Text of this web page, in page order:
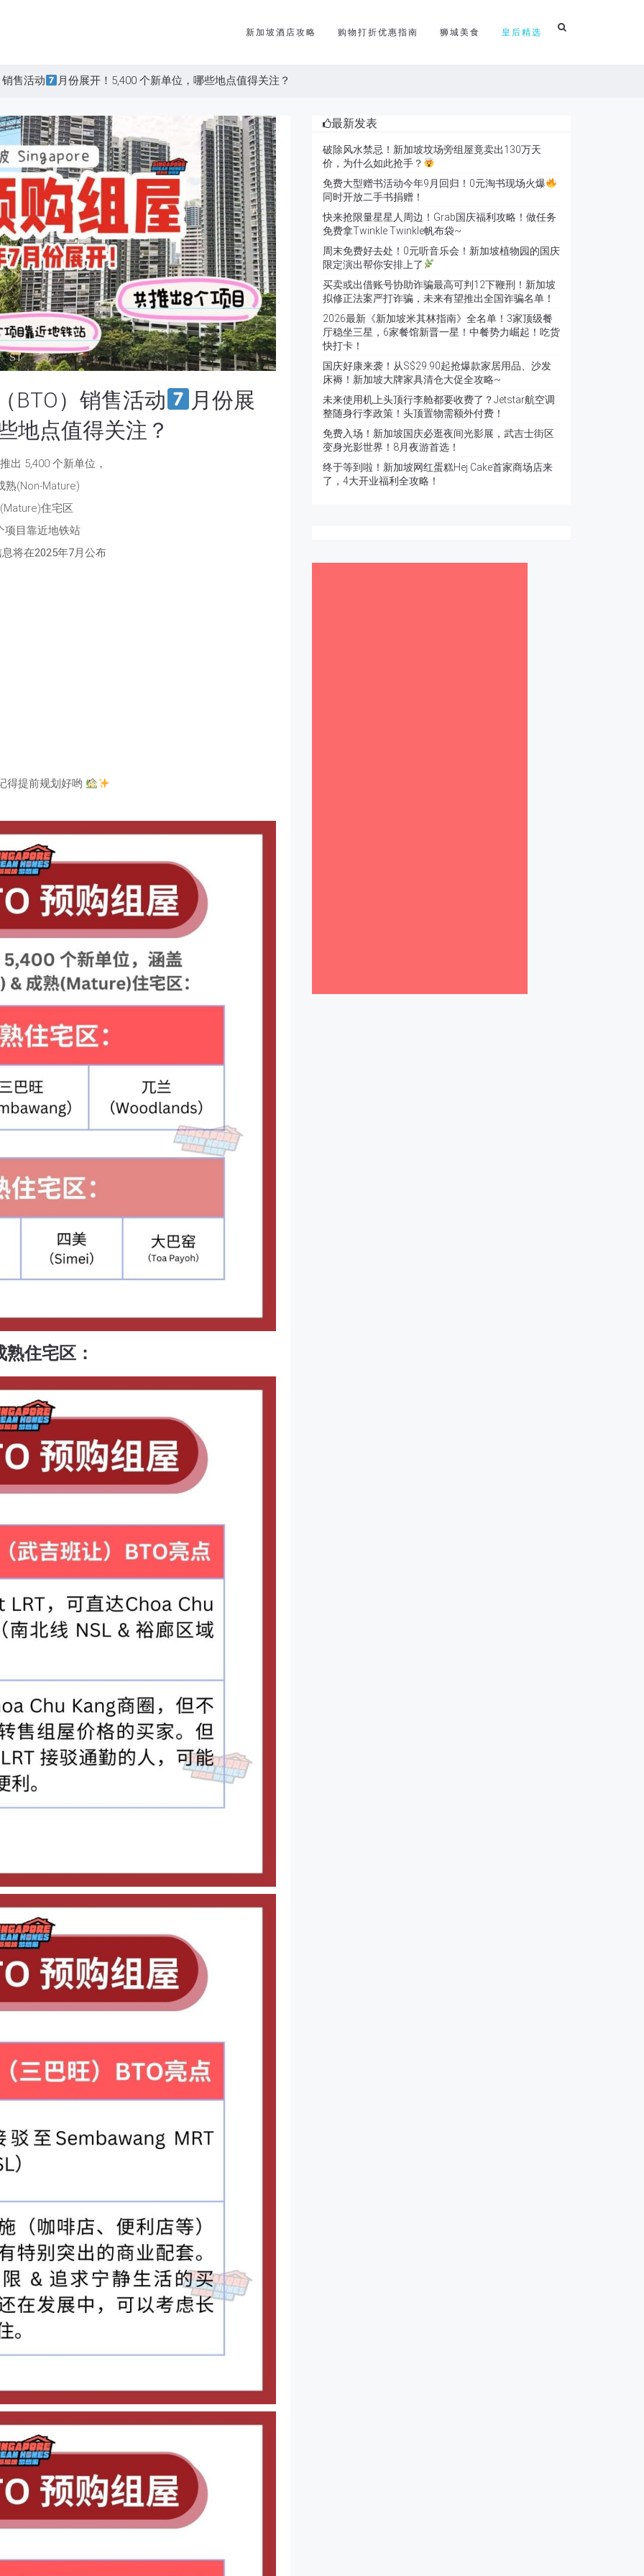
新加坡酒店攻略 购物打折优惠指南 狮城美食 皇后精选
售活动 月份展开！5,400 个新单位，哪些地点值得关注？
BTO）销售活动
月份展
地点值得关注？
出 5,400 个新单位，
熟(Non-Mature)
住宅区
项目靠近地铁站
将在2025年7月公布
得提前规划好哟
住宅区：
最新发表
破除风水禁忌！新加坡坟场旁组屋竟卖出130万天
价，为什么如此抢手？
免费大型赠书活动今年9月回归！0元淘书现场火爆
同时开放二手书捐赠！
快来抢限量星星人周边！Grab国庆福利攻略！做任务
免费拿Twinkle Twinkle帆布袋~
周末免费好去处！0元听音乐会！新加坡植物园的国庆
限定演出帮你安排上了
买卖或出借账号协助诈骗最高可判12下鞭刑！新加坡
拟修正法案严打诈骗，未来有望推出全国诈骗名单！
2026最新《新加坡米其林指南》全名单！3家顶级餐
厅稳坐三星，6家餐馆新晋一星！中餐势力崛起！吃货
快打卡！
国庆好康来袭！从S$29.90起抢爆款家居用品、沙发
床褥！新加坡大牌家具清仓大促全攻略~
未来使用机上头顶行李舱都要收费了？Jetstar航空调
整随身行李政策！头顶置物需额外付费！
免费入场！新加坡国庆必逛夜间光影展，武吉士街区
变身光影世界！8月夜游首选！
终于等到啦！新加坡网红蛋糕Hej Cake首家商场店来
了，4大开业福利全攻略！